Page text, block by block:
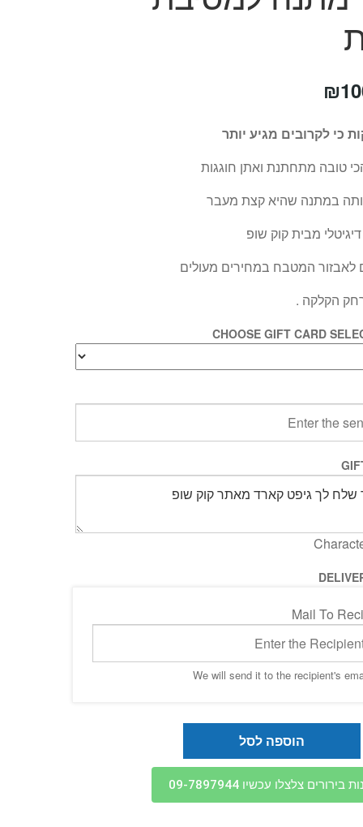
₪
כי לקרובים מגיע יותר
טובה מתחתנת ואתן חוגגות
במתנה שהיא קצת מעבר
מבית קוק שופ
לאבזור המטבח במחירים מעולים
הקלקה .
CHOOSE GIFT CARD
Mail To
We will send it to the recipient's
הוספה לסל
בירורים צלצלו עכשיו 09-7897944